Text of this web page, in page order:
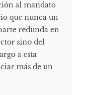
al mandato
que nunca un
redunda en
sino del
a esta
más de un